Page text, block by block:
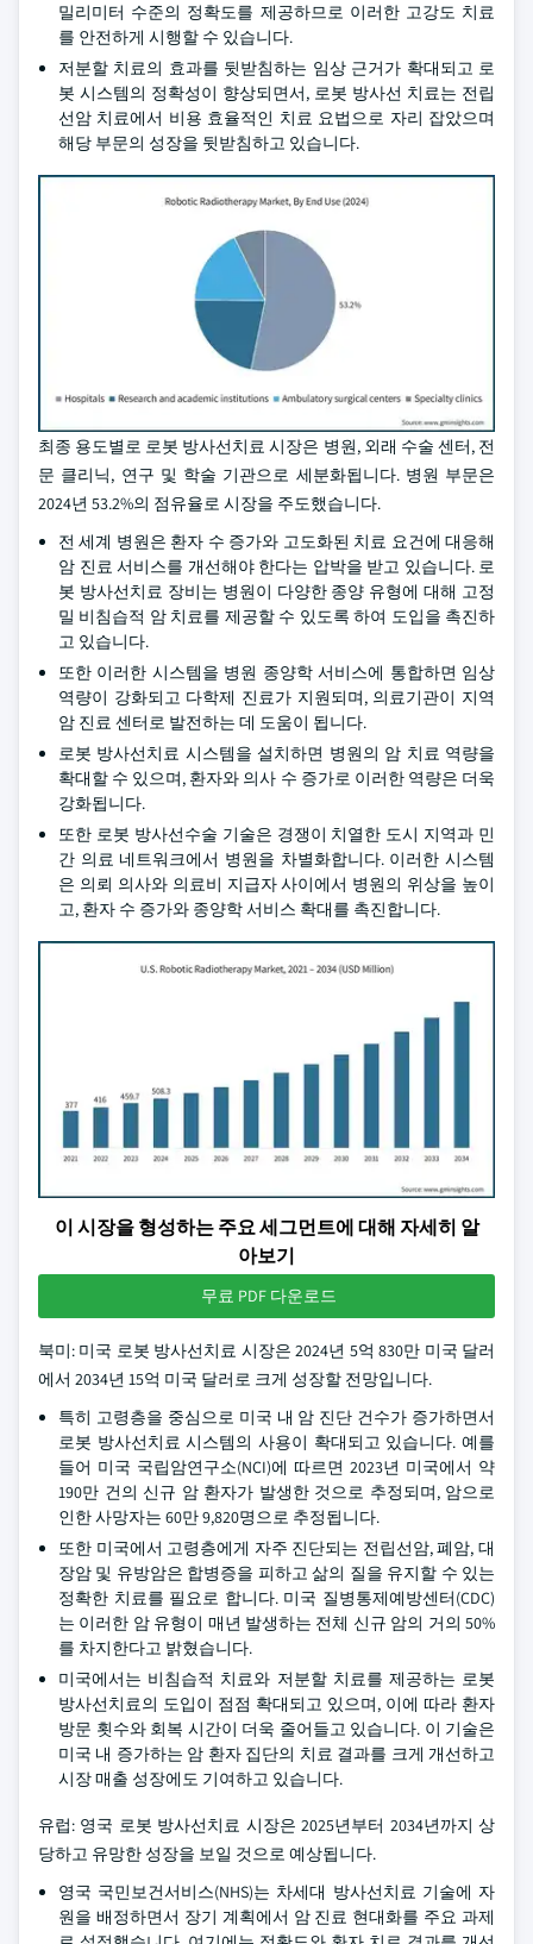
밀리미터 수준의 정확도를 제공하므로 이러한 고강도 치료
를 안전하게 시행할 수 있습니다.
저분할 치료의 효과를 뒷받침하는 임상 근거가 확대되고 로
봇 시스템의 정확성이 향상되면서, 로봇 방사선 치료는 전립
선암 치료에서 비용 효율적인 치료 요법으로 자리 잡았으며
해당 부문의 성장을 뒷받침하고 있습니다.
최종 용도별로 로봇 방사선치료 시장은 병원, 외래 수술 센터, 전
문 클리닉, 연구 및 학술 기관으로 세분화됩니다. 병원 부문은
2024년 53.2%의 점유율로 시장을 주도했습니다.
전 세계 병원은 환자 수 증가와 고도화된 치료 요건에 대응해
암 진료 서비스를 개선해야 한다는 압박을 받고 있습니다. 로
봇 방사선치료 장비는 병원이 다양한 종양 유형에 대해 고정
밀 비침습적 암 치료를 제공할 수 있도록 하여 도입을 촉진하
고 있습니다.
또한 이러한 시스템을 병원 종양학 서비스에 통합하면 임상
역량이 강화되고 다학제 진료가 지원되며, 의료기관이 지역
암 진료 센터로 발전하는 데 도움이 됩니다.
로봇 방사선치료 시스템을 설치하면 병원의 암 치료 역량을
확대할 수 있으며, 환자와 의사 수 증가로 이러한 역량은 더욱
강화됩니다.
또한 로봇 방사선수술 기술은 경쟁이 치열한 도시 지역과 민
간 의료 네트워크에서 병원을 차별화합니다. 이러한 시스템
은 의뢰 의사와 의료비 지급자 사이에서 병원의 위상을 높이
고, 환자 수 증가와 종양학 서비스 확대를 촉진합니다.
이 시장을 형성하는 주요 세그먼트에 대해 자세히 알
아보기
무료 PDF 다운로드
북미: 미국 로봇 방사선치료 시장은 2024년 5억 830만 미국 달러
에서 2034년 15억 미국 달러로 크게 성장할 전망입니다.
특히 고령층을 중심으로 미국 내 암 진단 건수가 증가하면서
로봇 방사선치료 시스템의 사용이 확대되고 있습니다. 예를
들어 미국 국립암연구소(NCI)에 따르면 2023년 미국에서 약
190만 건의 신규 암 환자가 발생한 것으로 추정되며, 암으로
인한 사망자는 60만 9,820명으로 추정됩니다.
또한 미국에서 고령층에게 자주 진단되는 전립선암, 폐암, 대
장암 및 유방암은 합병증을 피하고 삶의 질을 유지할 수 있는
정확한 치료를 필요로 합니다. 미국 질병통제예방센터(CDC)
는 이러한 암 유형이 매년 발생하는 전체 신규 암의 거의 50%
를 차지한다고 밝혔습니다.
미국에서는 비침습적 치료와 저분할 치료를 제공하는 로봇
방사선치료의 도입이 점점 확대되고 있으며, 이에 따라 환자
방문 횟수와 회복 시간이 더욱 줄어들고 있습니다. 이 기술은
미국 내 증가하는 암 환자 집단의 치료 결과를 크게 개선하고
시장 매출 성장에도 기여하고 있습니다.
유럽: 영국 로봇 방사선치료 시장은 2025년부터 2034년까지 상
당하고 유망한 성장을 보일 것으로 예상됩니다.
영국 국민보건서비스(NHS)는 차세대 방사선치료 기술에 자
원을 배정하면서 장기 계획에서 암 진료 현대화를 주요 과제